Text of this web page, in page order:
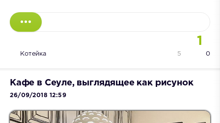
1
Котейка 0
5
Кафе в Сеуле, выглядящее как рисунок
26/09/2018 12:59